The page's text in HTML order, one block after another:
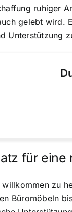
ruhiger
gelebt wird.
Unterstützung
für eine
zu
Büromöbeln